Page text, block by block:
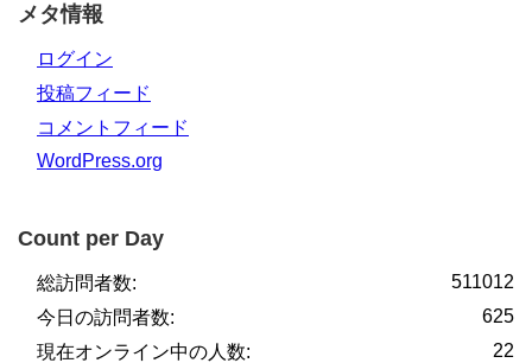
メタ情報
ログイン
投稿フィード
コメントフィード
WordPress.org
Count per Day
511012
総訪問者数:
625
今日の訪問者数:
22
現在オンライン中の人数: